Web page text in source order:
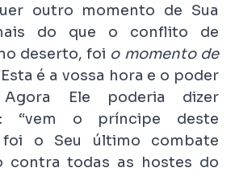
outro momento de Sua
do que o conflito de
deserto, foi o momento de
é a vossa hora e o poder
Agora Ele poderia dizer
“vem o príncipe deste
foi o Seu último combate
contra todas as hostes do